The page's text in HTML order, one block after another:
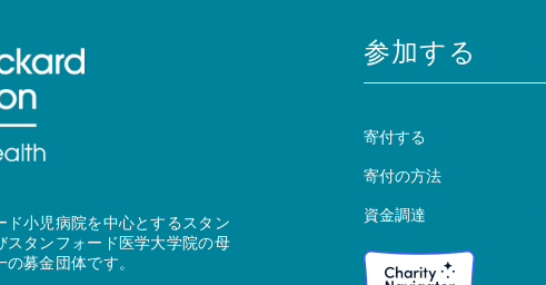
小児病院を中心とするスタン
スタンフォード医学大学院の母
募金団体です。
参加する
寄付する
寄付の方法
資金調達